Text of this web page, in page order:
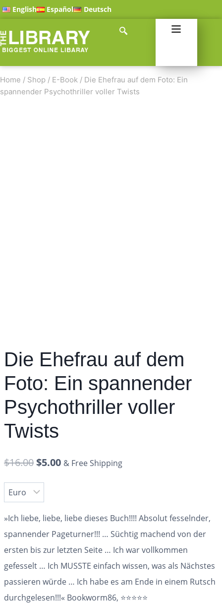
English Español Deutsch
Home / Shop / E-Book / Die Ehefrau auf dem Foto: Ein
spannender Psychothriller voller Twists
Die Ehefrau auf dem
Foto: Ein spannender
Psychothriller voller
Twists
$16.00 $5.00 & Free Shipping
»Ich liebe, liebe, liebe dieses Buch!!!! Absolut fesselnder,
spannender Pageturner!!! … Süchtig machend von der
ersten bis zur letzten Seite … Ich war vollkommen
gefesselt … Ich MUSSTE einfach wissen, was als Nächstes
passieren würde … Ich habe es am Ende in einem Rutsch
durchgelesen!!!« Bookworm86, ️️️️ ⭐⭐⭐⭐⭐